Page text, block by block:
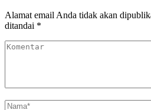
Alamat email Anda tidak akan
ditandai *